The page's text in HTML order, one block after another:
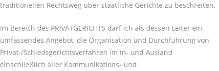
traditionellen Rechtsweg über staatliche Gerichte zu beschreiten.
Im Bereich des PRIVATGERICHTS darf ich als dessen Leiter ein
umfassendes Angebot, die Organisation und Durchführung von
Privat-/Schiedsgerichtsverfahren im In- und Ausland
einschließlich aller Kommunikations- und